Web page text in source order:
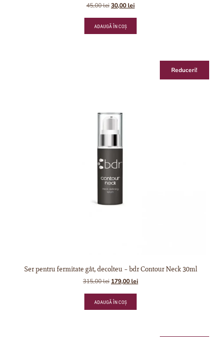
45,00lei30,00lei
ADAUGĂ ÎN COȘ
Reduceri!
Ser pentru fermitate gât, decolteu – bdr Contour Neck 30ml
315,00lei 179,00lei
ADAUGĂ ÎN COȘ